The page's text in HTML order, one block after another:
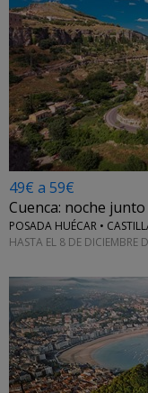
←
49€ a 59€
Cuenca: noche
POSADA HUÉCAR •
HASTA EL 8 DE DICIEMBRE
←